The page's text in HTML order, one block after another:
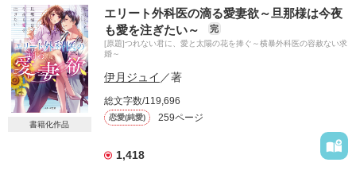
を含む
詳しく検索
検索対象
キーワード
書籍化作品
エリート外科医の滴る愛妻欲～旦那様は今夜
も愛を注ぎたい～
完
[原題]つれない君に、愛と太陽の花を捧ぐ～横暴外科医の容赦ない求
婚～
伊月ジュイ ／著
総文字数/119,696
恋愛(純愛) 259ページ
1,418